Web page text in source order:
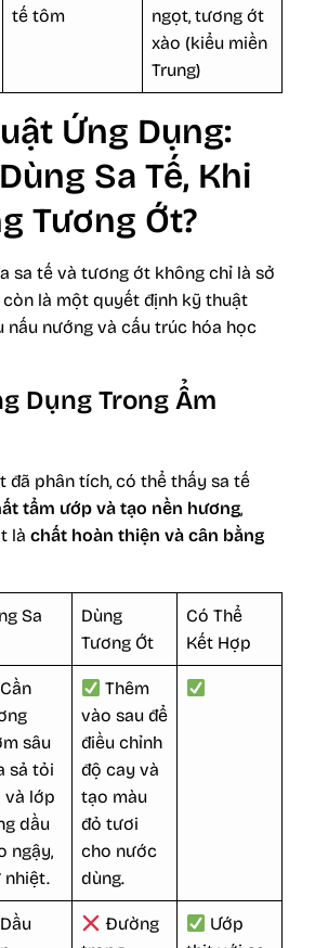
tế tôm
ngọt, tương ớt
xào (kiểu miền
Trung)
Ứng Dụng:
Sa Tế, Khi
Tương Ớt?
sa tế và tương ớt không chỉ là sở
là một quyết định kỹ thuật
nấu nướng và cấu trúc hóa học
Dụng Trong Ẩm
đã phân tích, có thể thấy sa tế
tẩm ướp và tạo nền hương,
là chất hoàn thiện và cân bằng
Sa
Dùng
Tương Ớt
Có Thể
Kết Hợp
Cần
sâu
sả tỏi
và lớp
dầu
ngậy,
nhiệt.
Thêm
vào sau để
điều chỉnh
độ cay và
tạo màu
đỏ tươi
cho nước
dùng.
Dầu
Đường
Ướp